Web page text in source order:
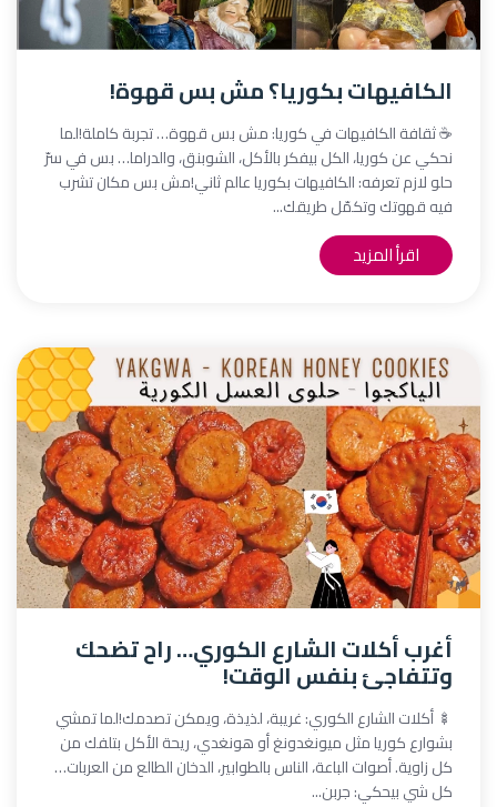
الكافيهات بكوريا؟ مش بس قهوة!
☕ ثقافة الكافيهات في كوريا: مش بس قهوة… تجربة كاملة!لما
نحكي عن كوريا، الكل بيفكر بالأكل، الشوبنق، والدراما… بس في سرّ
حلو لازم تعرفه: الكافيهات بكوريا عالم ثاني!مش بس مكان تشرب
فيه قهوتك وتكمّل طريقك...
اقرأ المزيد
أغرب أكلات الشارع الكوري… راح تضحك
وتتفاجئ بنفس الوقت!
🍢 أكلات الشارع الكوري: غريبة، لذيذة، ويمكن تصدمك!لما تمشي
بشوارع كوريا مثل ميونغدونغ أو هونغدي، ريحة الأكل بتلفك من
كل زاوية. أصوات الباعة، الناس بالطوابير، الدخان الطالع من العربات…
كل شي بيحكي: جربن...